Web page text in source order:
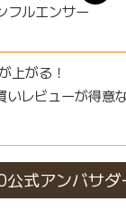
フルエンサー
上がる！
いレビューが得意
式アンバサダ